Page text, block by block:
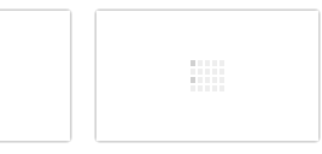
Kommentieren